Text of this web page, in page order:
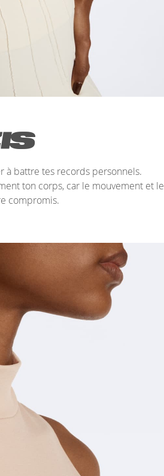
à battre tes records personnels.
ton corps, car le mouvement et le
compromis.